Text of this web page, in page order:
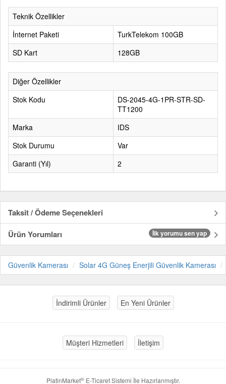
Teknik Özellikler
İnternet Paketi
TurkTelekom 100GB
SD Kart
128GB
Diğer Özellikler
Stok Kodu
DS-2045-4G-1PR-STR-SD-
TT1200
Marka
IDS
Stok Durumu
Var
Garanti (Yıl)
2
Taksit / Ödeme Seçenekleri
Ürün Yorumları
İlk yorumu sen yap
Güvenlik Kamerası Solar 4G Güneş Enerjili Güvenlik Kamerası
İndirimli Ürünler En Yeni Ürünler
Müşteri Hizmetleri İletişim
PlatinMarket®E-Ticaret Sistemi İle Hazırlanmıştır.